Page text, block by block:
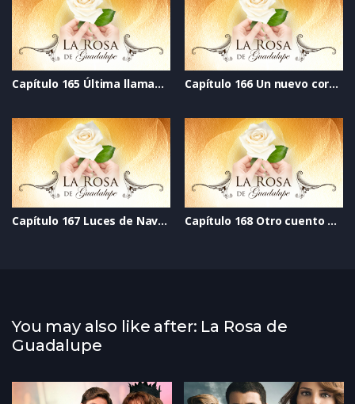
Capítulo 165 Última llamada al perdón Capítulo 166 Un nuevo corazón
Capítulo 167 Luces de Navidad Capítulo 168 Otro cuento de Navidad
You may also like after: La Rosa de
Guadalupe